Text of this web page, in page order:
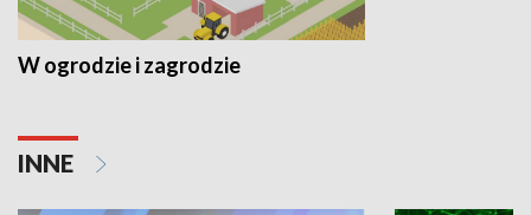
W ogrodzie i zagrodzie
INNE